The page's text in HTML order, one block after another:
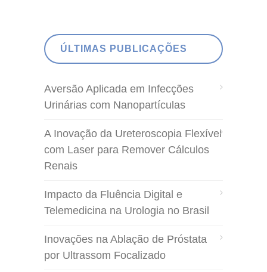
ÚLTIMAS PUBLICAÇÕES
Aversão Aplicada em Infecções
Urinárias com Nanopartículas
A Inovação da Ureteroscopia Flexível
com Laser para Remover Cálculos
Renais
Impacto da Fluência Digital e
Telemedicina na Urologia no Brasil
Inovações na Ablação de Próstata
por Ultrassom Focalizado